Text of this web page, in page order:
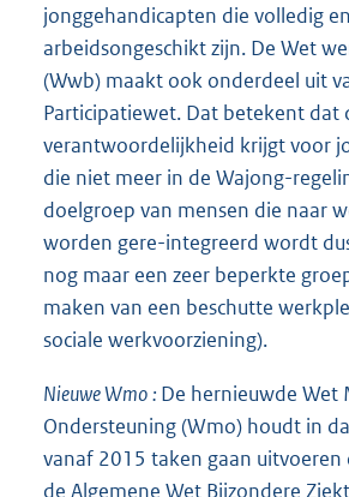
jonggehandicapten die volledig
arbeidsongeschikt zijn. De Wet
(Wwb) maakt ook onderdeel uit
Participatiewet. Dat betekent dat
verantwoordelijkheid krijgt voor
die niet meer in de Wajong-
doelgroep van mensen die naar
worden gere-integreerd wordt
nog maar een zeer beperkte
maken van een beschutte
sociale werkvoorziening).
NieuweWmo: De hernieuwde Wet
Ondersteuning (Wmo) houdt in
vanaf 2015 taken gaan
de Algemene Wet Bijzondere